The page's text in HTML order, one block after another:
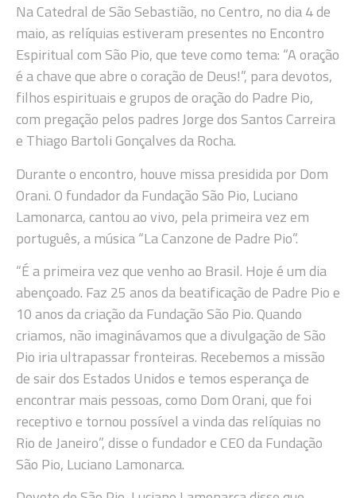
Na Catedral de São Sebastião, no Centro, no dia 4 de
maio, as relíquias estiveram presentes no Encontro
Espiritual com São Pio, que teve como tema: “A oração
é a chave que abre o coração de Deus!”, para devotos,
filhos espirituais e grupos de oração do Padre Pio,
com pregação pelos padres Jorge dos Santos Carreira
e Thiago Bartoli Gonçalves da Rocha.
Durante o encontro, houve missa presidida por Dom
Orani. O fundador da Fundação São Pio, Luciano
Lamonarca, cantou ao vivo, pela primeira vez em
português, a música “La Canzone de Padre Pio”.
“É a primeira vez que venho ao Brasil. Hoje é um dia
abençoado. Faz 25 anos da beatificação de Padre Pio e
10 anos da criação da Fundação São Pio. Quando
criamos, não imaginávamos que a divulgação de São
Pio iria ultrapassar fronteiras. Recebemos a missão
de sair dos Estados Unidos e temos esperança de
encontrar mais pessoas, como Dom Orani, que foi
receptivo e tornou possível a vinda das relíquias no
Rio de Janeiro”, disse o fundador e CEO da Fundação
São Pio, Luciano Lamonarca.